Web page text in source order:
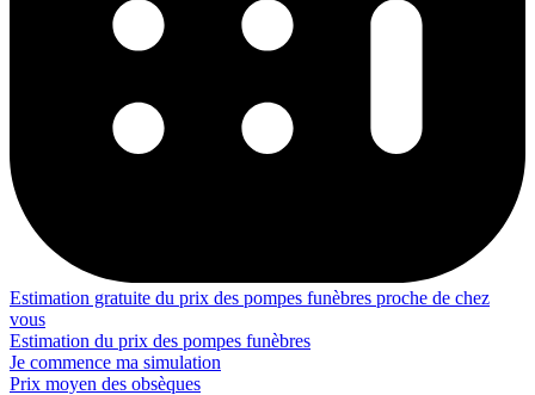
Estimation gratuite du prix des pompes funèbres proche de chez
vous
Estimation du prix des pompes funèbres
Je commence ma simulation
Prix moyen des obsèques